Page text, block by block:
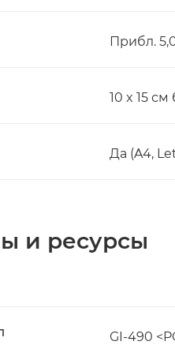
Прибл.
10 x 15
Да (A4,
и ресурсы
GI-490